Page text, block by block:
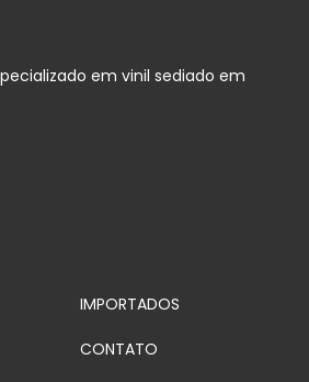
em vinil sediado em
IMPORTADOS
CONTATO